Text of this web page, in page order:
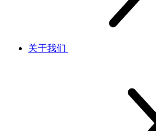
关于我们